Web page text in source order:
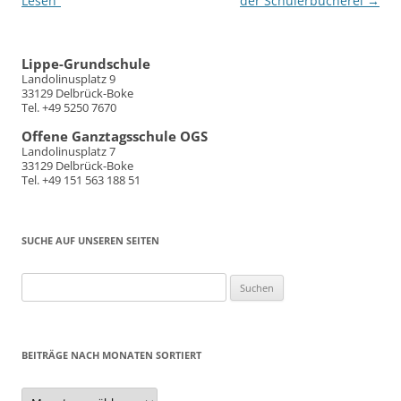
Lippe-Grundschule
Landolinusplatz 9
33129 Delbrück-Boke
Tel. +49 5250 7670
Offene Ganztagsschule OGS
Landolinusplatz 7
33129 Delbrück-Boke
Tel. +49 151 563 188 51
SUCHE AUF UNSEREN SEITEN
nach:
BEITRÄGE NACH MONATEN SORTIERT
Beiträge